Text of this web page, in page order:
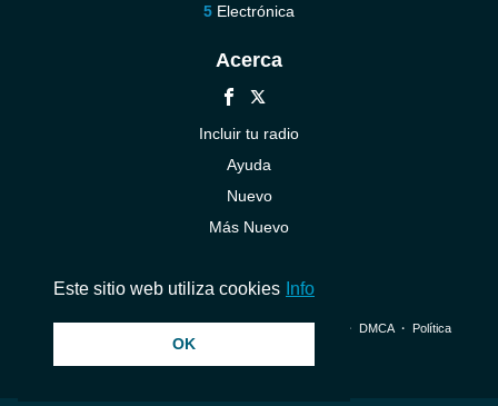
Electrónica
Acerca
Incluir tu radio
Ayuda
Nuevo
Más Nuevo
© 2026 InstantAudio. Reservados todos los derechos. ・ DMCA・ Política
Este sitio web utiliza cookies Info
OK